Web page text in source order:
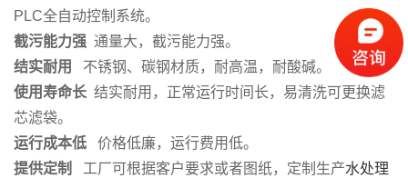
PLC全自动控制系统。
截污能力强 通量大，截污能力强。
结实耐用
不锈钢、碳钢材质，耐高温，耐酸碱。
使用寿命长 结实耐用，正常运行时间长，易清洗可更换滤
芯滤袋。
运行成本低 价格低廉，运行费用低。
提供定制
工厂可根据客户要求或者图纸，定制生产水处理